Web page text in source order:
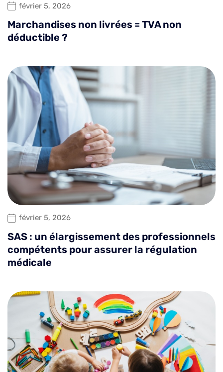
février 5, 2026
Marchandises non livrées = TVA non
déductible ?
février 5, 2026
SAS : un élargissement des professionnels
compétents pour assurer la régulation
médicale